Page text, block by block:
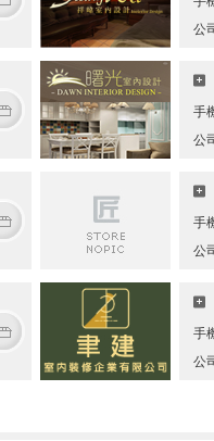
公
手
公
手
公
手
公